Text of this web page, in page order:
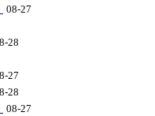
08-27
28
27
28
08-27